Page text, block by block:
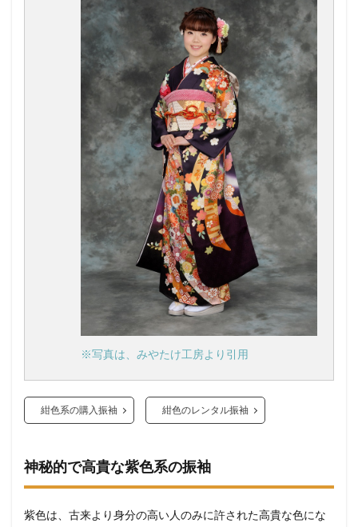
※写真は、みやたけ工房より引用
紺色系の購入振袖 紺色のレンタル振袖
神秘的で高貴な紫色系の振袖
紫色は、古来より身分の高い人のみに許された高貴な色にな